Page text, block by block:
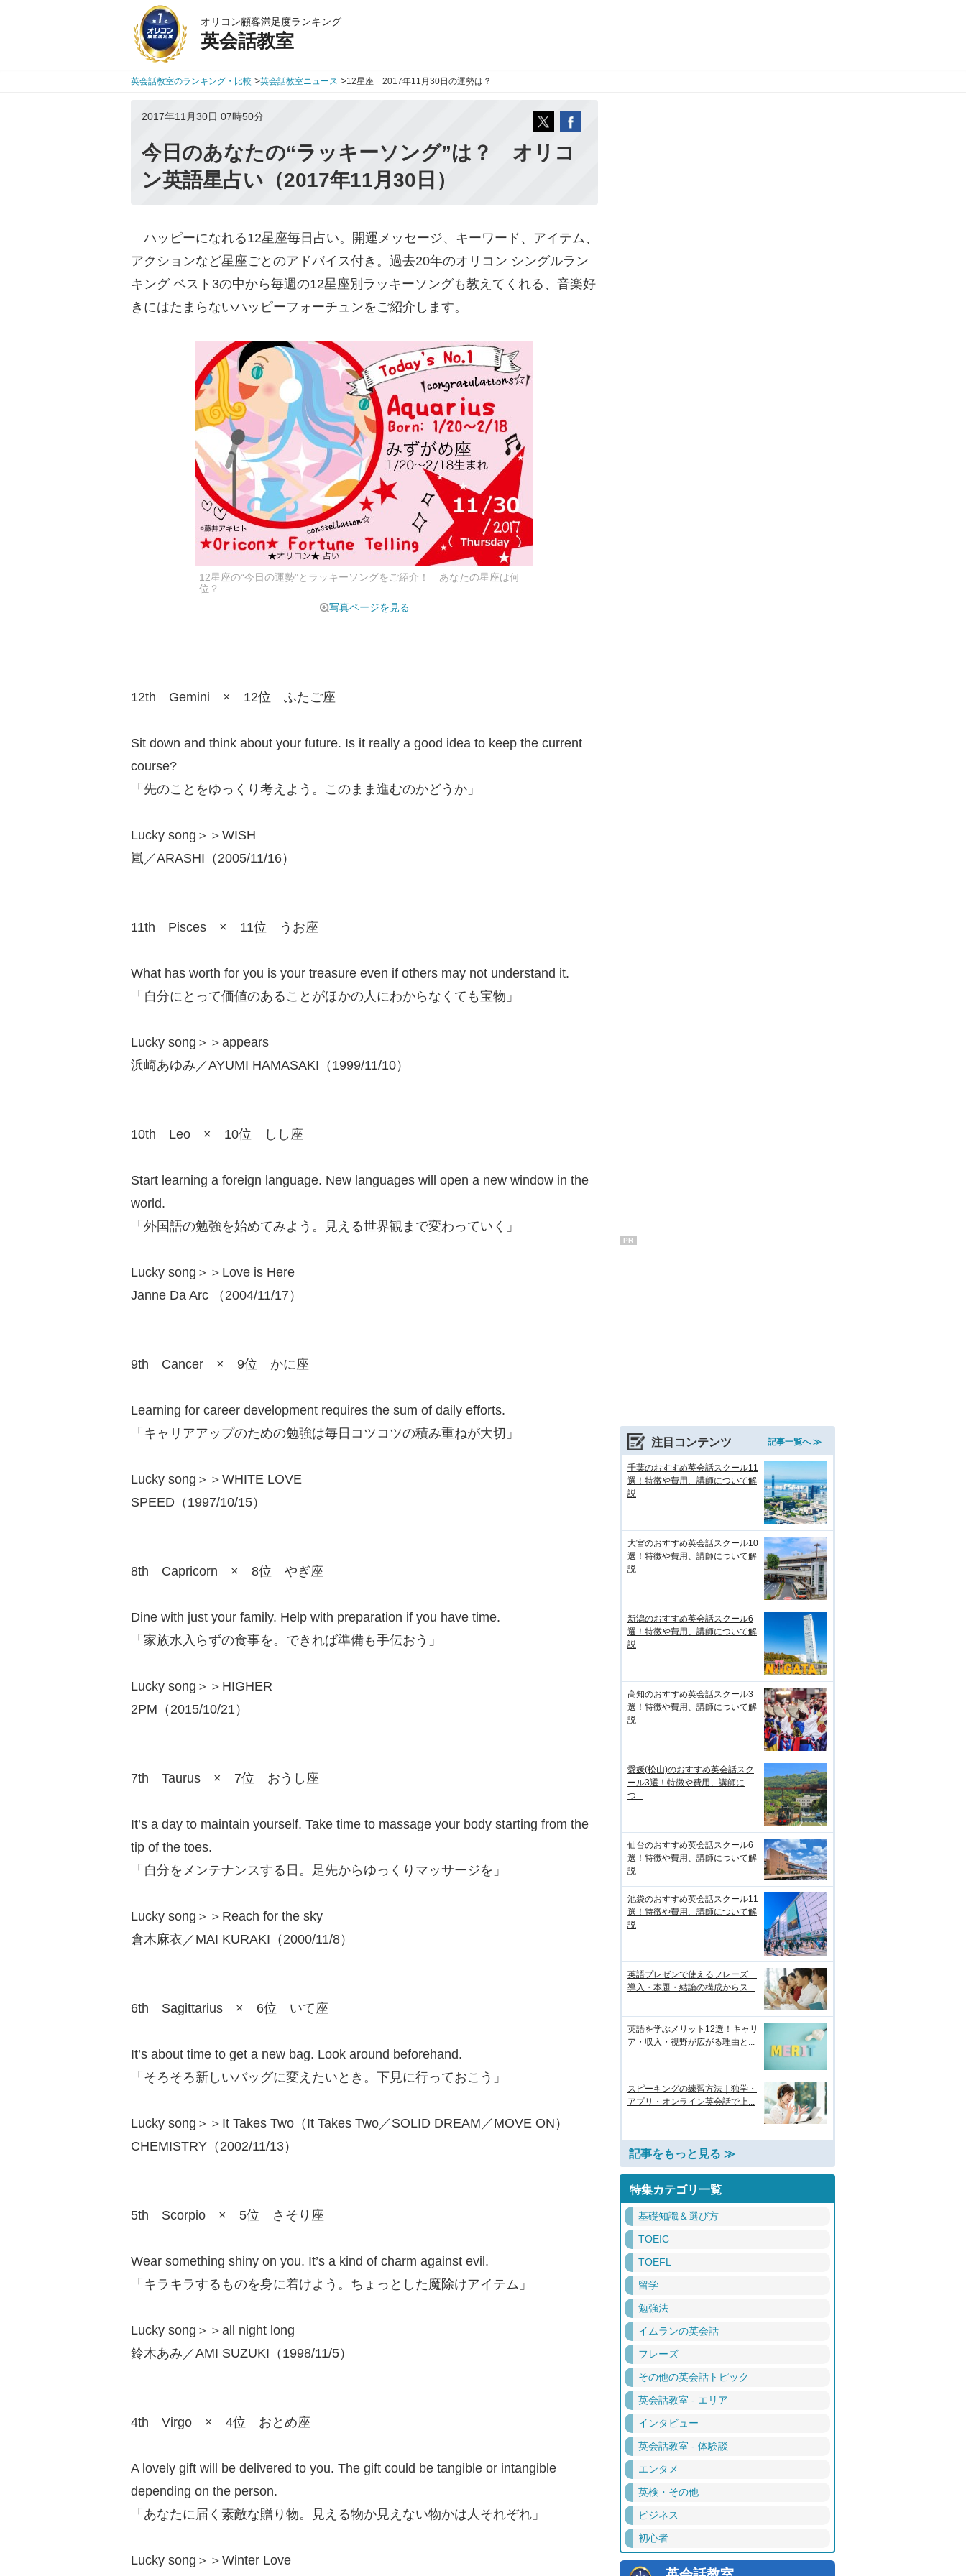
オリコン顧客満足度ランキング
英会話教室
英会話教室のランキング・比較 >英会話教室ニュース >12星座 2017年11月30日の運勢は？
2017年11月30日 07時50分
今日のあなたの“ラッキーソング”は？ オリコ
ン英語星占い（2017年11月30日）
ハッピーになれる12星座毎日占い。開運メッセージ、キーワード、アイテム、
アクションなど星座ごとのアドバイス付き。過去20年のオリコン シングルラン
キング ベスト3の中から毎週の12星座別ラッキーソングも教えてくれる、音楽好
きにはたまらないハッピーフォーチュンをご紹介します。
12星座の“今日の運勢”とラッキーソングをご紹介！ あなたの星座は何
位？
写真ページを見る
12th Gemini × 12位 ふたご座
Sit down and think about your future. Is it really a good idea to keep the current
course?
「先のことをゆっくり考えよう。このまま進むのかどうか」
Lucky song＞＞WISH
嵐／ARASHI（2005/11/16）
11th Pisces × 11位 うお座
What has worth for you is your treasure even if others may not understand it.
「自分にとって価値のあることがほかの人にわからなくても宝物」
Lucky song＞＞appears
浜崎あゆみ／AYUMI HAMASAKI（1999/11/10）
10th Leo × 10位 しし座
Start learning a foreign language. New languages will open a new window in the
world.
「外国語の勉強を始めてみよう。見える世界観まで変わっていく」
Lucky song＞＞Love is Here
Janne Da Arc （2004/11/17）
9th Cancer × 9位 かに座
Learning for career development requires the sum of daily efforts.
「キャリアアップのための勉強は毎日コツコツの積み重ねが大切」
Lucky song＞＞WHITE LOVE
SPEED（1997/10/15）
8th Capricorn × 8位 やぎ座
Dine with just your family. Help with preparation if you have time.
「家族水入らずの食事を。できれば準備も手伝おう」
Lucky song＞＞HIGHER
2PM（2015/10/21）
7th Taurus × 7位 おうし座
It’s a day to maintain yourself. Take time to massage your body starting from the
tip of the toes.
「自分をメンテナンスする日。足先からゆっくりマッサージを」
Lucky song＞＞Reach for the sky
倉木麻衣／MAI KURAKI（2000/11/8）
6th Sagittarius × 6位 いて座
It’s about time to get a new bag. Look around beforehand.
「そろそろ新しいバッグに変えたいとき。下見に行っておこう」
Lucky song＞＞It Takes Two（It Takes Two／SOLID DREAM／MOVE ON）
CHEMISTRY（2002/11/13）
5th Scorpio × 5位 さそり座
Wear something shiny on you. It’s a kind of charm against evil.
「キラキラするものを身に着けよう。ちょっとした魔除けアイテム」
Lucky song＞＞all night long
鈴木あみ／AMI SUZUKI（1998/11/5）
4th Virgo × 4位 おとめ座
A lovely gift will be delivered to you. The gift could be tangible or intangible
depending on the person.
「あなたに届く素敵な贈り物。見える物か見えない物かは人それぞれ」
Lucky song＞＞Winter Love
PR
注目コンテンツ 記事一覧へ ≫
千葉のおすすめ英会話スクール11
選！特徴や費用、講師について解
説
大宮のおすすめ英会話スクール10
選！特徴や費用、講師について解
説
新潟のおすすめ英会話スクール6
選！特徴や費用、講師について解
説
高知のおすすめ英会話スクール3
選！特徴や費用、講師について解
説
愛媛(松山)のおすすめ英会話スク
ール3選！特徴や費用、講師に
つ...
仙台のおすすめ英会話スクール6
選！特徴や費用、講師について解
説
池袋のおすすめ英会話スクール11
選！特徴や費用、講師について解
説
英語プレゼンで使えるフレーズ
導入・本題・結論の構成からス...
英語を学ぶメリット12選！キャリ
ア・収入・視野が広がる理由と...
スピーキングの練習方法｜独学・
アプリ・オンライン英会話で上...
記事をもっと見る ≫
特集カテゴリ一覧
基礎知識＆選び方
TOEIC
TOEFL
留学
勉強法
イムランの英会話
フレーズ
その他の英会話トピック
英会話教室 - エリア
インタビュー
英会話教室 - 体験談
エンタメ
英検・その他
ビジネス
初心者